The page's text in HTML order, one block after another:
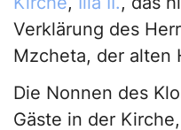
Verklärung des
Mzcheta, der alten
Die Nonnen des
Gäste in der